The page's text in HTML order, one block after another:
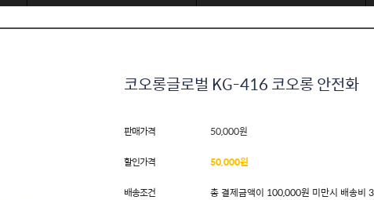
코오롱글로벌 KG-416 코오롱 안전화
판매가격 50,000원
할인가격 50,000원
배송조건 총 결제금액이 100,000원 미만시 배송비